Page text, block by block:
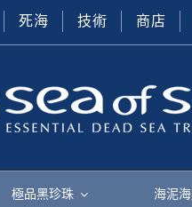
死海 技術 商店
極品黑珍珠 海泥